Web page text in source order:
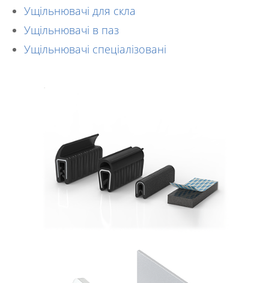
Ущільнювачі для скла
Ущільнювачі в паз
Ущільнювачі спеціалізовані